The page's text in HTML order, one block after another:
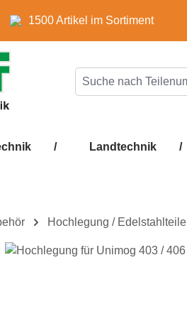
1500 Artikel im Sortiment
/ Landtechnik /
Hochlegung / Edelstahlteile